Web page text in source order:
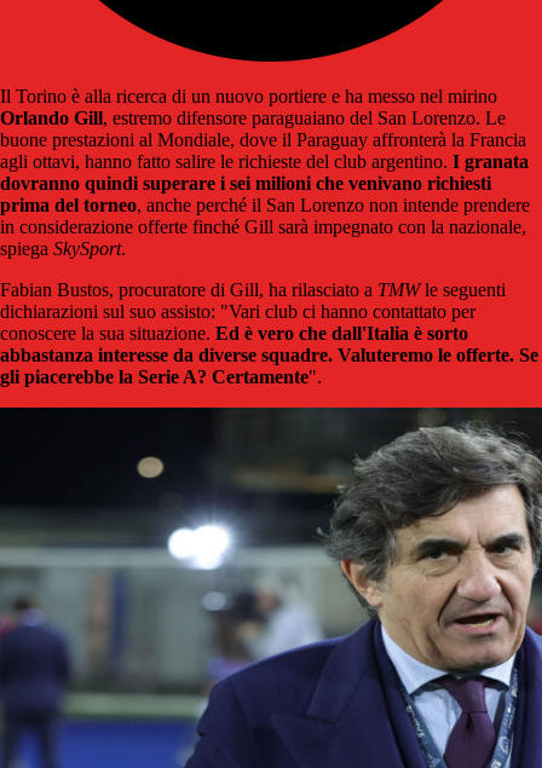
Il Torino è alla ricerca di un nuovo portiere e ha messo nel mirino
Orlando Gill, estremo difensore paraguaiano del San Lorenzo. Le
buone prestazioni al Mondiale, dove il Paraguay affronterà la Francia
agli ottavi, hanno fatto salire le richieste del club argentino. I granata
dovranno quindi superare i sei milioni che venivano richiesti
prima del torneo, anche perché il San Lorenzo non intende prendere
in considerazione offerte finché Gill sarà impegnato con la nazionale,
spiega SkySport.
Fabian Bustos, procuratore di Gill, ha rilasciato a TMWle seguenti
dichiarazioni sul suo assisto: "Vari club ci hanno contattato per
conoscere la sua situazione. Ed è vero che dall'Italia è sorto
abbastanza interesse da diverse squadre. Valuteremo le offerte. Se
gli piacerebbe la Serie A? Certamente".